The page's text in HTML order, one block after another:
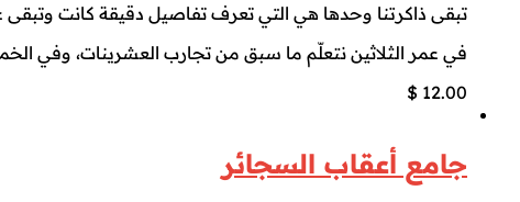
تبقى ذاكرتنا وحدها هي التي تعرف تفاصيل دقيقة كانت وتبقى
في عمر الثلاثين نتعلّم ما سبق من تجارب العشرينات، وفي
$ 12.00
جامع أعقاب السجائر